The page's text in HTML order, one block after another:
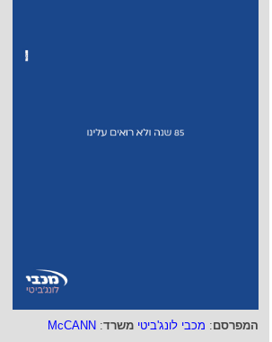
המפרסם: מכבי לונג'ביטי משרד:
McCANN